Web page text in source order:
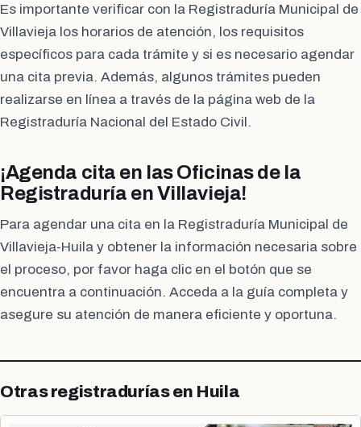
Es importante verificar con la Registraduría Municipal de
Villavieja los horarios de atención, los requisitos
específicos para cada trámite y si es necesario agendar
una cita previa. Además, algunos trámites pueden
realizarse en línea a través de la página web de la
Registraduría Nacional del Estado Civil.
¡Agenda cita en las Oficinas de la
Registraduría en Villavieja!
Para agendar una cita en la Registraduría Municipal de
Villavieja-Huila y obtener la información necesaria sobre
el proceso, por favor haga clic en el botón que se
encuentra a continuación. Acceda a la guía completa y
asegure su atención de manera eficiente y oportuna.
Otras registradurías en Huila